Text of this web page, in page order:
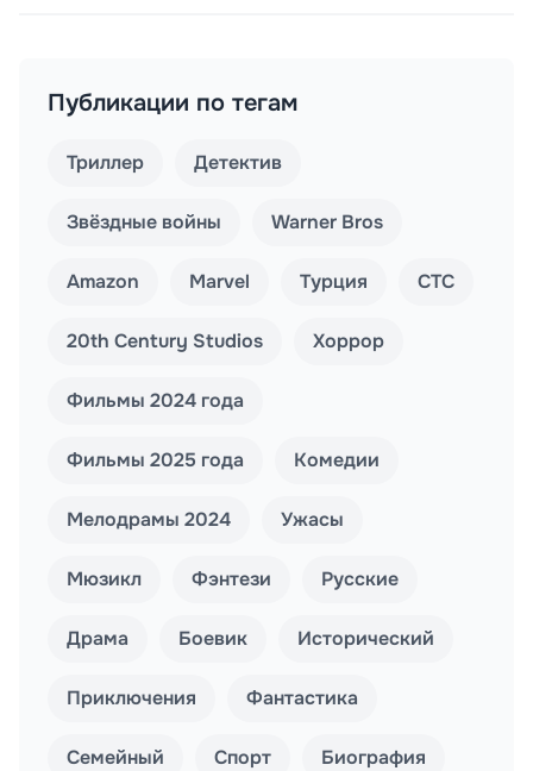
Публикации по тегам
Триллер Детектив
Звёздные войны Warner Bros
Amazon Marvel Турция СТС
20th Century Studios Хоррор
Фильмы 2024 года
Фильмы 2025 года Комедии
Мелодрамы 2024 Ужасы
Мюзикл Фэнтези Русские
Драма Боевик Исторический
Приключения Фантастика
Семейный Спорт Биография